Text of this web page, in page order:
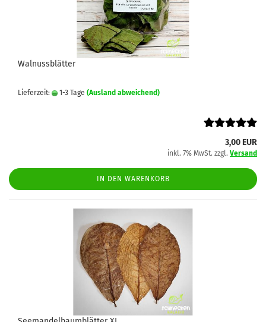
Walnussblätter
Lieferzeit: 1-3 Tage (Ausland abweichend)
3,00 EUR
inkl. 7% MwSt. zzgl. Versand
IN DEN WARENKORB